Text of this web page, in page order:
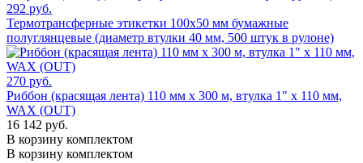
292 руб.
Термотрансферные этикетки 100х50 мм бумажные
полуглянцевые (диаметр втулки 40 мм, 500 штук в рулоне)
270 руб.
Риббон (красящая лента) 110 мм х 300 м, втулка 1" x 110 мм,
WAX (OUT)
16 142 руб.
В корзину комплектом
В корзину комплектом